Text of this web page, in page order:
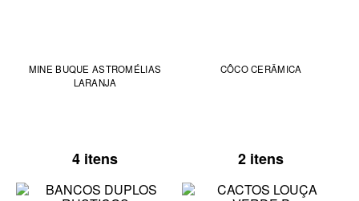
MINE BUQUE ASTROMÉLIAS
LARANJA
4 itens
CÔCO CERÂMICA
2 itens